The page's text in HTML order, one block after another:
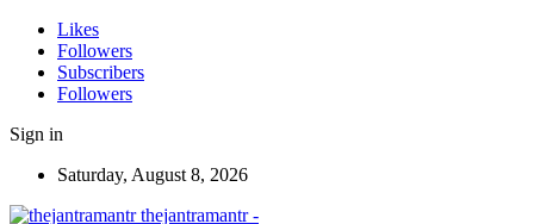
Likes
Followers
Subscribers
Followers
Sign in
Saturday, August 8, 2026
thejantramantr -